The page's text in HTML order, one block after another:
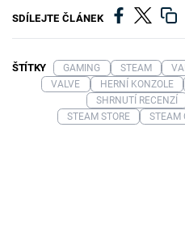
SDÍLEJTE ČLÁNEK
ŠTÍTKY GAMING STEAM
VALVE
HERNÍ KONZOLE
SHRNUTÍ RECENZÍ
STEAM STORE
STEAM